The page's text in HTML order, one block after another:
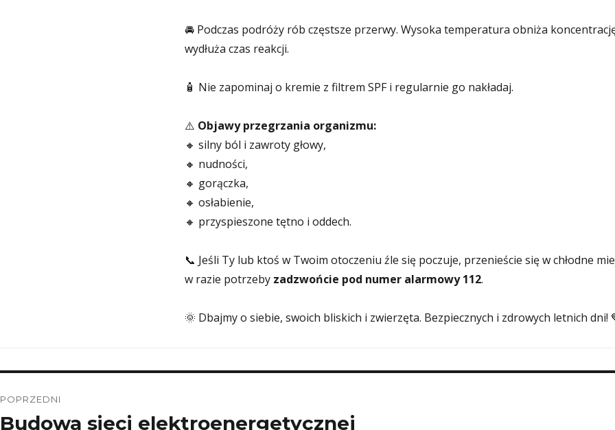
🚘 Podczas podróży rób częstsze przerwy. Wysoka temperatura obniża
wydłuża czas reakcji.
🧴 Nie zapominaj o kremie z filtrem SPF i regularnie go nakładaj.
⚠️ Objawy przegrzania organizmu:
🔸 silny ból i zawroty głowy,
🔸 nudności,
🔸 gorączka,
🔸 osłabienie,
🔸 przyspieszone tętno i oddech.
📞 Jeśli Ty lub ktoś w Twoim otoczeniu źle się poczuje, przenieście się w chłodne
w razie potrzeby zadzwońcie pod numer alarmowy 112.
🌞 Dbajmy o siebie, swoich bliskich i zwierzęta. Bezpiecznych i zdrowych letnich dni!
wpisu
POPRZEDNI
Poprzedni
Budowa sieci elektroenergetycznej